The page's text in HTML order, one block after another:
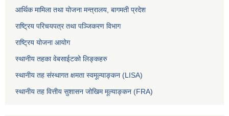
आर्थिक मामिला तथा योजना मन्त्रालय, बागमती प्रदेश
राष्ट्रिय परिचयपत्र तथा पञ्जिकरण विभाग
राष्ट्रिय योजना आयोग
स्थानीय तहका वेबसाईटको लिङ्कहरु
स्थानीय तह संस्थागत क्षमता स्वमूल्याङ्कन (LISA)
स्थानीय तह वित्तीय सुशासन जोखिम मूल्याङ्कन (FRA)